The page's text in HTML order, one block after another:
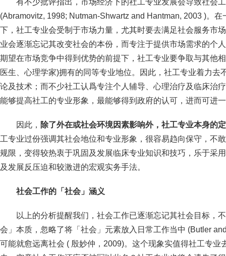
有不少批评指出，市场经济下的社工专业发展会导致社会
(Abramovitz, 1998; Nutman-Shwartz and Hantman, 2003 )。
下，社工专业会受制于市场力量，尤其时要去满足社会服务市
业会逐渐忘记其改变社会的本份，而专注于提供市场需求的个
期望在市场竞争中得到优势的前提下，社工专业要争取与其他
医生、心理学家)拥有的同等专业地位。因此，社工专业着力去
论及技术；而不少社工认爲专注个人辅导、心理治疗及临床治
能够提高社工的专业形象，最能够得到政府的认可，进而可进
因此， 除了外在或社会环境因素影响外，社工专业本身的
工专业过份强调其社会地位和专业形象，很容易趋向保守，不
规限，变得较热衷于巩固及发展临床专业知识和技巧，乐于采
及发展反压迫和较激进的宏观实务手法。
社会工作的「社会」涵义
以上的分析提醒我们，社会工作已逐渐忘记其社会目标，
会」本质，忽略了将「社会」元素放入日常工作当中 (Butler
可能就愈远离社会 ( 殷妙仲，2009)。这个现象实值得社工专业